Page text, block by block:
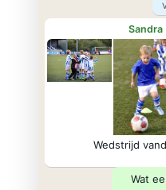
Sandra
Wedstrijd
Wat